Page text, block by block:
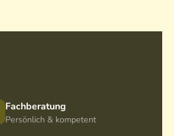
Fachberatung
Persönlich & kompetent